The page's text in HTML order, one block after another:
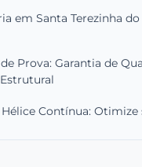
em Santa Terezinha
Prova: Garantia de
Estrutural
Contínua: Otimize